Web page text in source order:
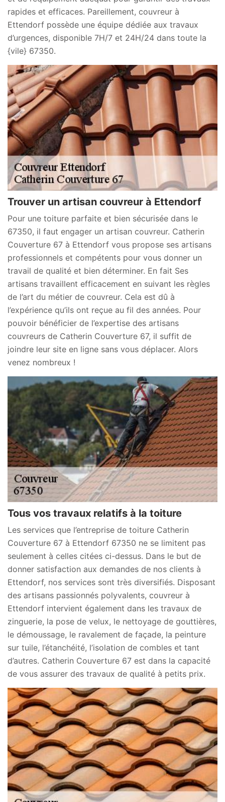
rapides et efficaces. Pareillement, couvreur à
Ettendorf possède une équipe dédiée aux travaux
d’urgences, disponible 7H/7 et 24H/24 dans toute la
{vile} 67350.
Trouver un artisan couvreur à Ettendorf
Pour une toiture parfaite et bien sécurisée dans le
67350, il faut engager un artisan couvreur. Catherin
Couverture 67 à Ettendorf vous propose ses artisans
professionnels et compétents pour vous donner un
travail de qualité et bien déterminer. En fait Ses
artisans travaillent efficacement en suivant les règles
de l’art du métier de couvreur. Cela est dû à
l’expérience qu’ils ont reçue au fil des années. Pour
pouvoir bénéficier de l’expertise des artisans
couvreurs de Catherin Couverture 67, il suffit de
joindre leur site en ligne sans vous déplacer. Alors
venez nombreux !
Tous vos travaux relatifs à la toiture
Les services que l’entreprise de toiture Catherin
Couverture 67 à Ettendorf 67350 ne se limitent pas
seulement à celles citées ci-dessus. Dans le but de
donner satisfaction aux demandes de nos clients à
Ettendorf, nos services sont très diversifiés. Disposant
des artisans passionnés polyvalents, couvreur à
Ettendorf intervient également dans les travaux de
zinguerie, la pose de velux, le nettoyage de gouttières,
le démoussage, le ravalement de façade, la peinture
sur tuile, l’étanchéité, l’isolation de combles et tant
d’autres. Catherin Couverture 67 est dans la capacité
de vous assurer des travaux de qualité à petits prix.